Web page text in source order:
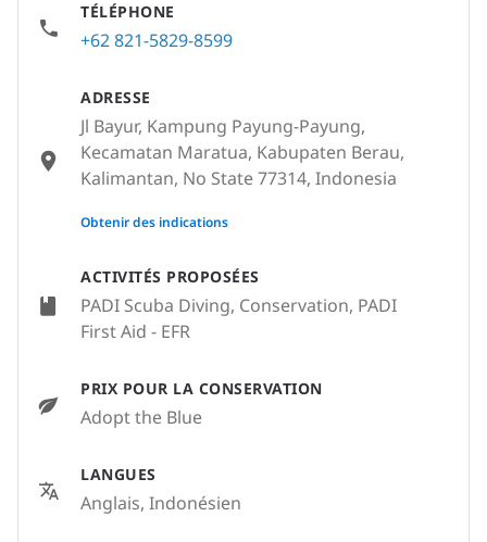
ACTIVITÉS PROPOSÉES
PADI Scuba Diving, Conservation, PADI
First Aid - EFR
PRIX POUR LA CONSERVATION
Adopt the Blue
LANGUES
Anglais, Indonésien
TÉLÉPHONE
+62 821-5829-8599
ADRESSE
Jl Bayur, Kampung Payung-Payung,
Kecamatan Maratua, Kabupaten Berau,
Kalimantan, No State 77314, Indonesia
None
Obtenir des indications